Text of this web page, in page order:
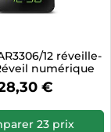
12 réveille-
numérique
Noir €
23 prix